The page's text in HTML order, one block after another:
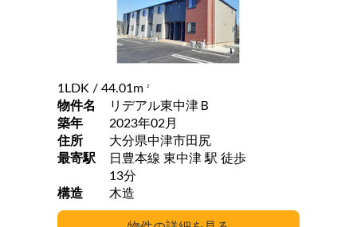
1LDK / 44.01m 2
物件名
リデアル東中津Ｂ
築年
2023年02月
住所
大分県中津市田尻
最寄駅
日豊本線 東中津 駅 徒歩
13分
構造
木造